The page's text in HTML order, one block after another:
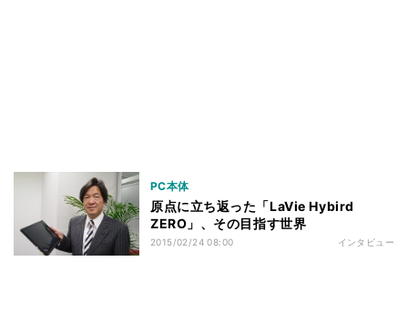
PC本体
原点に立ち返った「LaVie Hybird
ZERO」、その目指す世界
2015/02/24 08:00 インタビュー